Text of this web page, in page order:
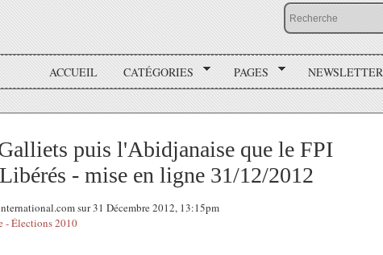
ACCUEIL CATÉGORIES PAGES NEWSLETTER
puis l'Abidjanaise que le FPI
- mise en ligne 31/12/2012
sur 31 Décembre 2012, 13:15pm
- Élections 2010